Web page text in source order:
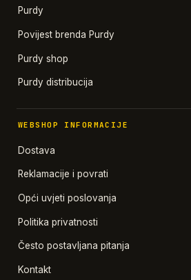
Purdy
Povijest brenda Purdy
Purdy shop
Purdy distribucija
WEBSHOP INFORMACIJE
Dostava
Reklamacije i povrati
Opći uvjeti poslovanja
Politika privatnosti
Često postavljana pitanja
Kontakt